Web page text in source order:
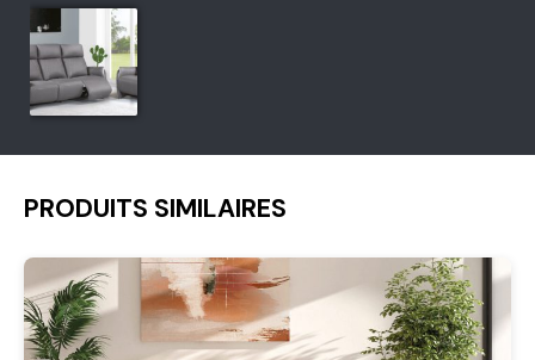
PRODUITS SIMILAIRES